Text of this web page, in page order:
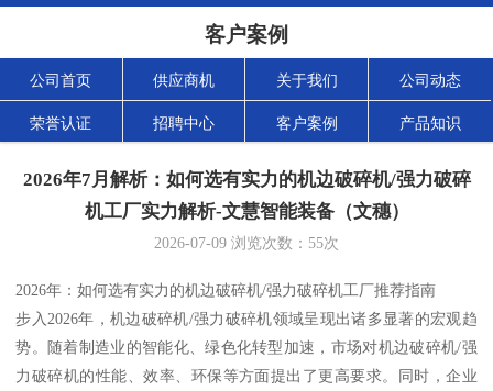
客户案例
公司首页 供应商机 关于我们 公司动态
荣誉认证 招聘中心 客户案例 产品知识
2026年7月解析：如何选有实力的机边破碎机/强力破碎
机工厂实力解析-文慧智能装备（文穗）
2026-07-09 浏览次数： 55次
2026年：如何选有实力的机边破碎机/强力破碎机工厂推荐指南
步入2026年，机边破碎机/强力破碎机领域呈现出诸多显著的宏观趋
势。随着制造业的智能化、绿色化转型加速，市场对机边破碎机/强
力破碎机的性能、效率、环保等方面提出了更高要求。同时，企业